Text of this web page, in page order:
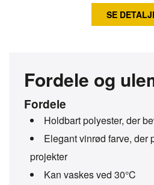
Fordele og
Fordele
Holdbart polyester, der
Elegant vinrød farve, der
projekter
Kan vaskes ved 30°C
SE